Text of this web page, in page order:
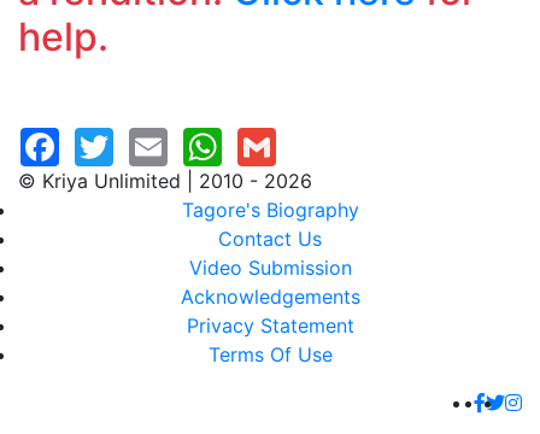
help.
© Kriya Unlimited | 2010 - 2026
Tagore's Biography
Contact Us
Video Submission
Acknowledgements
Privacy Statement
Terms Of Use